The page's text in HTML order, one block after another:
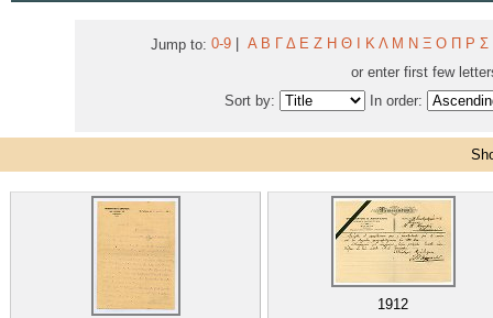
Jump to: 0-9 Α Β Γ Δ Ε Ζ Η Θ Κ Λ Μ Ν Ξ Ο Π Ρ Σ
or enter first few
Sort by:
In order:
1912